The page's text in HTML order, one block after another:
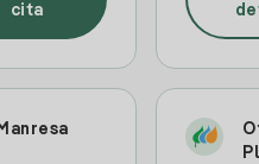
cita